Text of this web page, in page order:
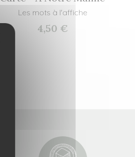
Masquer le
Les mots à l'affiche
4,50 €